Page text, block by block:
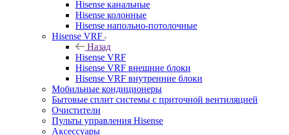
Hisense канальные
Hisense колонные
Hisense напольно-потолочные
Hisense VRF
Назад
Hisense VRF
Hisense VRF внешние блоки
Hisense VRF внутренние блоки
Мобильные кондиционеры
Бытовые сплит системы с приточной вентиляцией
Очистители
Пульты управления Hisense
Аксессуары